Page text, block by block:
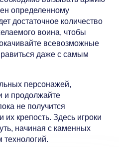
определенному
достаточное количество
воина, чтобы
всевозможные
даже с самым
персонажей,
и продолжайте
не получится
их крепость. Здесь игроки
начиная с каменных
технологий.